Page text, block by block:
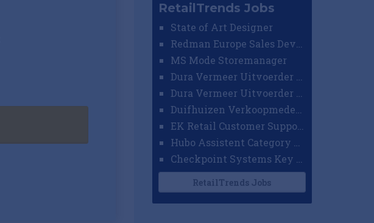
RetailTrends Jobs
State of Art Designer
MS Mode Storemanager
EK Retail Customer Support Omnichannel
RetailTrends Jobs